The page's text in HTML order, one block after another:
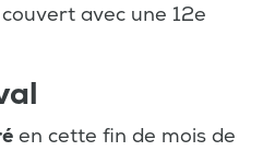
avec une 12e
en cette fin de mois de